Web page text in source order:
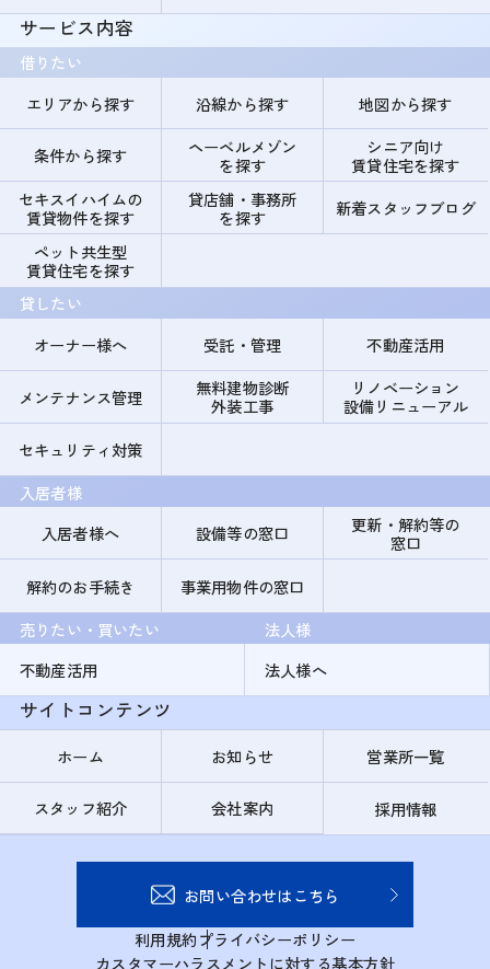
サービス内容
借りたい
エリアから探す
沿線から探す 地図から探す
条件から探す
ヘーベルメゾン
を探す
シニア向け
賃貸住宅を探す
セキスイハイムの
賃貸物件を探す
貸店舗・事務所
を探す
新着スタッフブログ
ペット共生型
賃貸住宅を探す
貸したい
オーナー様へ
受託・管理 不動産活用
メンテナンス管理
無料建物診断
外装工事
リノベーション
設備リニューアル
セキュリティ対策
入居者様
入居者様へ
設備等の窓口
更新・解約等の
窓口
解約のお手続き
事業用物件の窓口
売りたい・買いたい
不動産活用
法人様
法人様へ
サイトコンテンツ
ホーム お知らせ 営業所一覧
スタッフ紹介 会社案内 採用情報
お問い合わせはこちら
利用規約プライバシーポリシー
カスタマーハラスメントに対する基本方針